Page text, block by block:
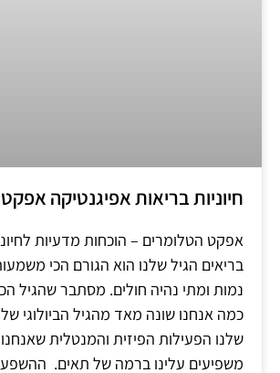
חיוניות בריאות אפיגנטיקה
אפקט הטלומרים – הוכחות מדעיות
בריאים הגיל שלנו הוא הגורם הכי
נמות ומתי נהיה חולים. מסתבר שהגיל
כמה אנחנו שונה מאד מהגיל הביולוגי
שלנו הפעילות הפיזית והמנטלית
משפיעים עלינו ברמה של תאים.